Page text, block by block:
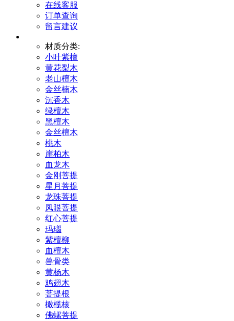
在线客服
订单查询
留言建议
材质分类:
小叶紫檀
黄花梨木
老山檀木
金丝楠木
沉香木
绿檀木
黑檀木
金丝檀木
桃木
崖柏木
血龙木
金刚菩提
星月菩提
龙珠菩提
凤眼菩提
红心菩提
玛瑙
紫檀柳
血檀木
兽骨类
黄杨木
鸡翅木
菩提根
橄榄核
佛螺菩提